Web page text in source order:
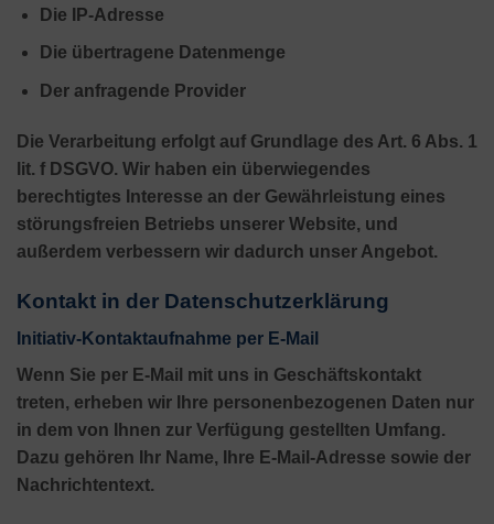
Die IP-Adresse
Die übertragene Datenmenge
Der anfragende Provider
Die Verarbeitung erfolgt auf Grundlage des Art. 6 Abs. 1
lit. f DSGVO. Wir haben ein überwiegendes
berechtigtes Interesse an der Gewährleistung eines
störungsfreien Betriebs unserer Website, und
außerdem verbessern wir dadurch unser Angebot.
Kontakt in der Datenschutzerklärung
Initiativ-Kontaktaufnahme per E-Mail
Wenn Sie per E-Mail mit uns in Geschäftskontakt
treten, erheben wir Ihre personenbezogenen Daten nur
in dem von Ihnen zur Verfügung gestellten Umfang.
Dazu gehören Ihr Name, Ihre E-Mail-Adresse sowie der
Nachrichtentext.